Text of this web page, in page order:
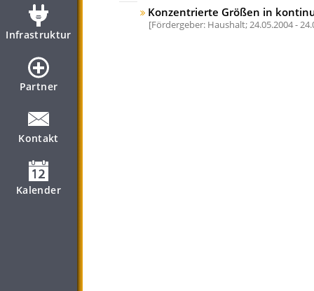
Infrastruktur
Partner
Kontakt
Kalender
Konzentrierte Größen in
Fördergeber: Haushalt;24.05.2004 -